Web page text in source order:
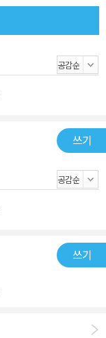
쓰기
쓰기